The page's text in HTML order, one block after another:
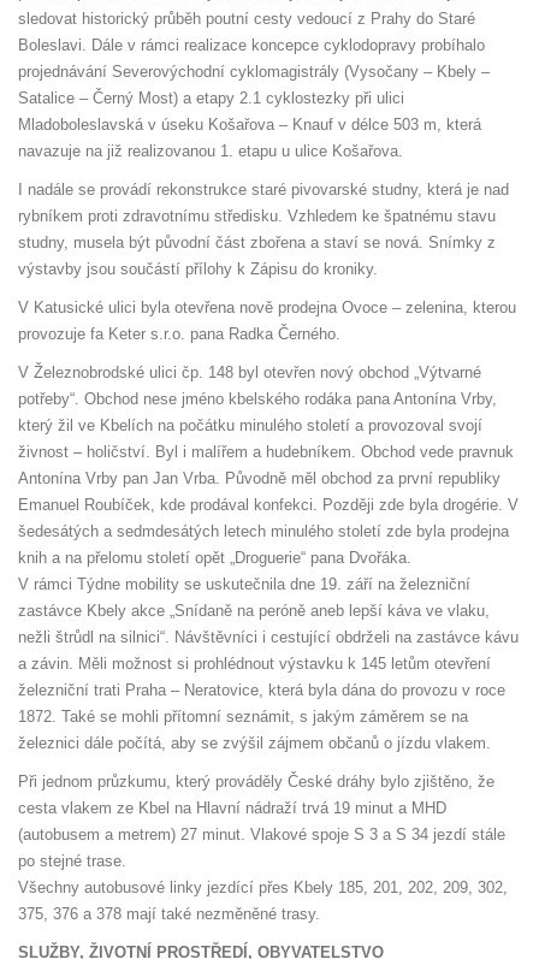
sledovat historický průběh poutní cesty vedoucí z Prahy do Staré
Boleslavi. Dále v rámci realizace koncepce cyklodopravy probíhalo
projednávání Severovýchodní cyklomagistrály (Vysočany – Kbely –
Satalice – Černý Most) a etapy 2.1 cyklostezky při ulici
Mladoboleslavská v úseku Košařova – Knauf v délce 503 m, která
navazuje na již realizovanou 1. etapu u ulice Košařova.
I nadále se provádí rekonstrukce staré pivovarské studny, která je nad
rybníkem proti zdravotnímu středisku. Vzhledem ke špatnému stavu
studny, musela být původní část zbořena a staví se nová. Snímky z
výstavby jsou součástí přílohy k Zápisu do kroniky.
V Katusické ulici byla otevřena nově prodejna Ovoce – zelenina, kterou
provozuje fa Keter s.r.o. pana Radka Černého.
V Železnobrodské ulici čp. 148 byl otevřen nový obchod „Výtvarné
potřeby“. Obchod nese jméno kbelského rodáka pana Antonína Vrby,
který žil ve Kbelích na počátku minulého století a provozoval svojí
živnost – holičství. Byl i malířem a hudebníkem. Obchod vede pravnuk
Antonína Vrby pan Jan Vrba. Původně měl obchod za první republiky
Emanuel Roubíček, kde prodával konfekci. Později zde byla drogérie. V
šedesátých a sedmdesátých letech minulého století zde byla prodejna
knih a na přelomu století opět „Droguerie“ pana Dvořáka.
V rámci Týdne mobility se uskutečnila dne 19. září na železniční
zastávce Kbely akce „Snídaně na peróně aneb lepší káva ve vlaku,
nežli štrůdl na silnici“. Návštěvníci i cestující obdrželi na zastávce kávu
a závin. Měli možnost si prohlédnout výstavku k 145 letům otevření
železniční trati Praha – Neratovice, která byla dána do provozu v roce
1872. Také se mohli přítomní seznámit, s jakým záměrem se na
železnici dále počítá, aby se zvýšil zájmem občanů o jízdu vlakem.
Při jednom průzkumu, který prováděly České dráhy bylo zjištěno, že
cesta vlakem ze Kbel na Hlavní nádraží trvá 19 minut a MHD
(autobusem a metrem) 27 minut. Vlakové spoje S 3 a S 34 jezdí stále
po stejné trase.
Všechny autobusové linky jezdící přes Kbely 185, 201, 202, 209, 302,
375, 376 a 378 mají také nezměněné trasy.
SLUŽBY, ŽIVOTNÍ PROSTŘEDÍ, OBYVATELSTVO